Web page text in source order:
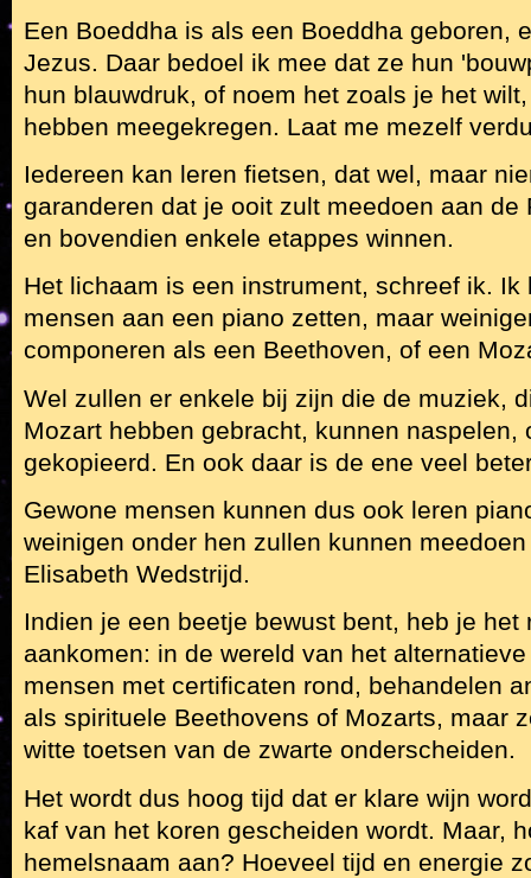
Een Boeddha is als een Boeddha geboren,
Jezus. Daar bedoel ik mee dat ze hun
hun blauwdruk, of noem het zoals je het
hebben meegekregen. Laat me mezelf
Iedereen kan leren fietsen, dat wel, maar
garanderen dat je ooit zult meedoen aan de
en bovendien enkele etappes winnen.
Het lichaam is een instrument, schreef ik. Ik
mensen aan een piano zetten, maar
componeren als een Beethoven, of een
Wel zullen er enkele bij zijn die de muziek,
Mozart hebben gebracht, kunnen naspelen,
gekopieerd. En ook daar is de ene veel
Gewone mensen kunnen dus ook leren
weinigen onder hen zullen kunnen
Elisabeth Wedstrijd.
Indien je een beetje bewust bent, heb je het
aankomen: in de wereld van het
mensen met certificaten rond, behandelen
als spirituele Beethovens of Mozarts, maar
witte toetsen van de zwarte onderscheiden.
Het wordt dus hoog tijd dat er klare wijn
kaf van het koren gescheiden wordt. Maar,
hemelsnaam aan? Hoeveel tijd en energie